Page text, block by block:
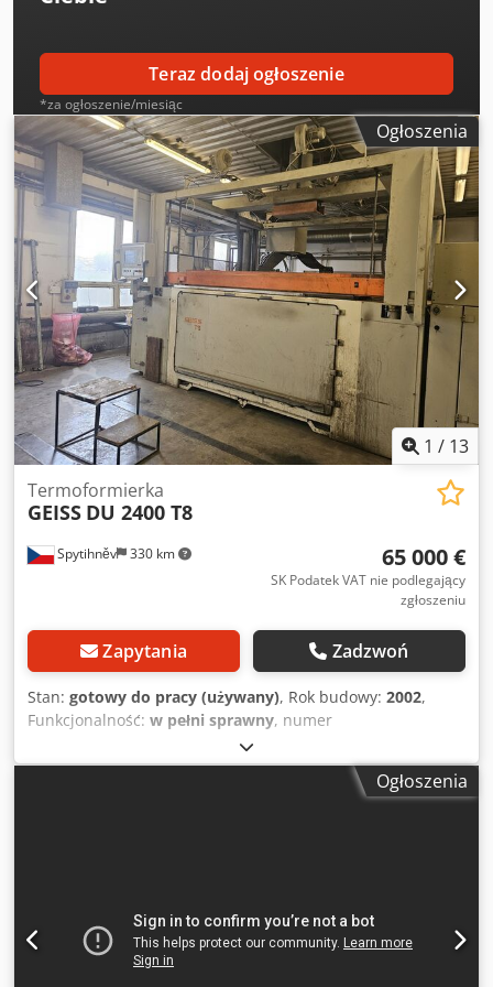
Teraz dodaj ogłoszenie
*za ogłoszenie/miesiąc
Ogłoszenia
1 / 13
Spytihněv 330 km
Termoformierka
GEISS DU 2400 T8
65 000 €
SK Podatek VAT nie podlegający
zgłoszeniu
Zapytania Zadzwoń
Stan: gotowy do pracy (używany), Rok budowy: 2002,
Funkcjonalność: w pełni sprawny, numer
, GEISS DU 2400 X 2400 T8 ROK
PRODUKCJI: 2002 NUMER SERYJNY: 02 2406 CAŁKOWITE
ZUŻYCIE ENERGII: 517,9 kW PRĄD ZNAMIONOWY: 750 A
Csdpfx Apjyin Ugsbeha Do zaoferowania duża maszyna do
termoformowania próżniowego Geiss. Min. format cięcia
paneli: 1100 mm/1300 mm, maks. format cięcia: 2100
Ogłoszenia